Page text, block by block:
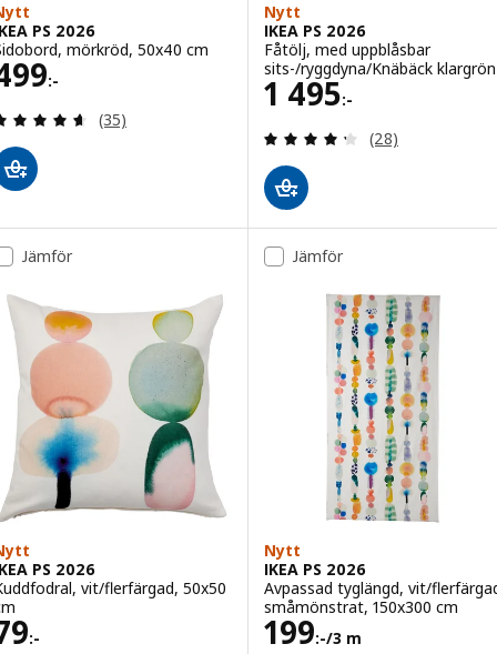
PS 2026
mörkröd, 50x40 cm
:-
499:-
Recensera: 4.6 utav 5 stjärnor. Totalt antal
(35)
Nytt
IKEA PS 2026
Fåtölj, med uppblåsbar
sits-/ryggdyna/Knäbäck klargrön
1 495:-
Pris 1495:-
Recensera:
(28)
Jämför
PS 2026
vit/flerfärgad, 50x50
:- 79:-
Jämför
Nytt
IKEA PS 2026
Avpassad tyglängd, vit/
småmönstrat, 150x300 cm
199:-/3 m
Pris 199:-/3 m